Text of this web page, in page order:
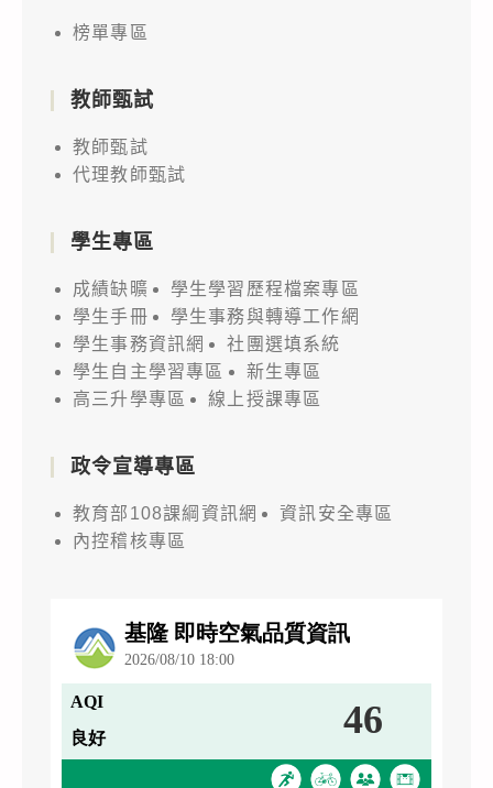
榜單專區
教師甄試
教師甄試
代理教師甄試
學生專區
成績缺曠
學生學習歷程檔案專區
學生手冊
學生事務與轉導工作網
學生事務資訊網
社團選填系統
學生自主學習專區
新生專區
高三升學專區
線上授課專區
政令宣導專區
教育部108課綱資訊網
資訊安全專區
內控稽核專區